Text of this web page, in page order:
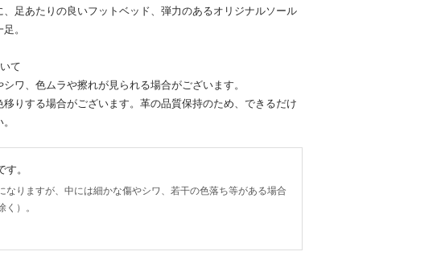
足あたりの良いフットベッド、弾力のあるオリジナルソール
。
て
ワ、色ムラや擦れが見られる場合がございます。
りする場合がございます。革の品質保持のため、できるだけ
。
なりますが、中には細かな傷やシワ、若干の色落ち等がある場合
）。